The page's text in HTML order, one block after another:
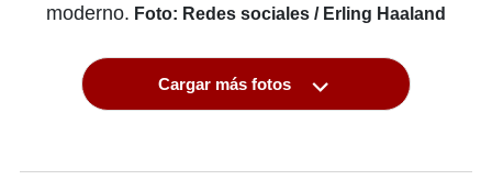
moderno. Foto: Redes sociales / Erling Haaland
Cargar más fotos